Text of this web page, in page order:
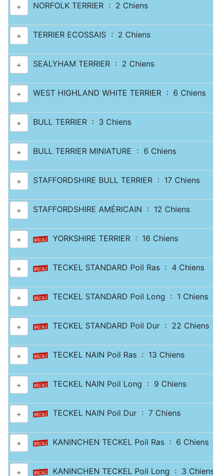
+ NORFOLK TERRIER : 2 Chiens
+ TERRIER ECOSSAIS : 2 Chiens
+ SEALYHAM TERRIER : 2 Chiens
+ WEST HIGHLAND WHITE TERRIER : 6 Chiens
+ BULL TERRIER : 3 Chiens
+ BULL TERRIER MINIATURE : 6 Chiens
+ STAFFORDSHIRE BULL TERRIER : 17 Chiens
+ STAFFORDSHIRE AMÉRICAIN : 12 Chiens
+ YORKSHIRE TERRIER : 16 Chiens
+ TECKEL STANDARD Poil Ras : 4 Chiens
+ TECKEL STANDARD Poil Long : 1 Chiens
+ TECKEL STANDARD Poil Dur : 22 Chiens
+ TECKEL NAIN Poil Ras : 13 Chiens
+ TECKEL NAIN Poil Long : 9 Chiens
+ TECKEL NAIN Poil Dur : 7 Chiens
+ KANINCHEN TECKEL Poil Ras : 6 Chiens
+ KANINCHEN TECKEL Poil Long : 3 Chiens